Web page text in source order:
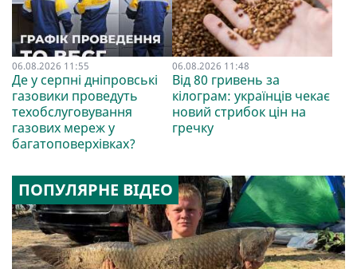
06.08.2026 11:55
Де у серпні дніпровські
газовики проведуть
техобслуговування
газових мереж у
багатоповерхівках?
06.08.2026 11:48
Від 80 гривень за
кілограм: українців чекає
новий стрибок цін на
гречку
ПОПУЛЯРНЕ ВІДЕО